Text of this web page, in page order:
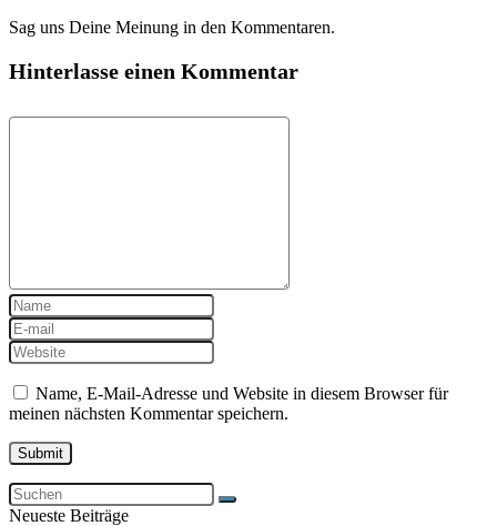
Sag uns Deine Meinung in den Kommentaren.
Hinterlasse einen Kommentar
Name, E-Mail-Adresse und Website in diesem Browser für
meinen nächsten Kommentar speichern.
Neueste Beiträge